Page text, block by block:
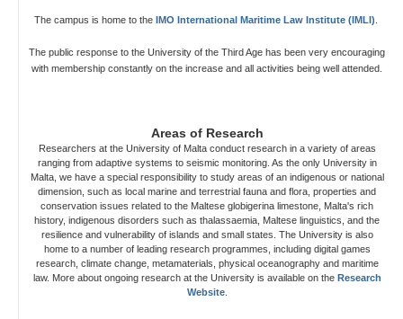
The campus is home to the IMO International Maritime Law Institute (IMLI)
The public response to the University of the Third Age has been very encouraging
with membership constantly on the increase and all activities being well attended.
Areas of Research
Researchers at the University of Malta conduct research in a variety of areas
ranging from adaptive systems to seismic monitoring. As the only University in
Malta, we have a special responsibility to study areas of an indigenous or national
dimension, such as local marine and terrestrial fauna and flora, properties and
conservation issues related to the Maltese globigerina limestone, Malta's rich
history, indigenous disorders such as thalassaemia, Maltese linguistics, and the
resilience and vulnerability of islands and small states. The University is also
home to a number of leading research programmes, including digital games
research, climate change, metamaterials, physical oceanography and maritime
law. More about ongoing research at the University is available on the Research
Website.